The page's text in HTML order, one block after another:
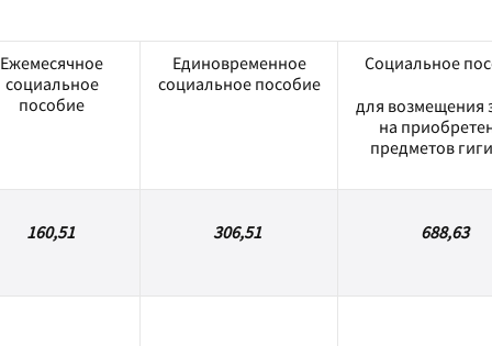
Ежемесячное
социальное
пособие
Единовременное
социальное пособие
Социальное
для возмещения
на
предметов
160,51 306,51 688,63